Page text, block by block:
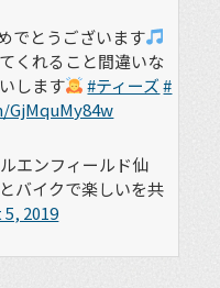
でとうございます
くれること間違いな
します
#ティーズ#
エンフィールド仙
バイクで楽しいを共
2019